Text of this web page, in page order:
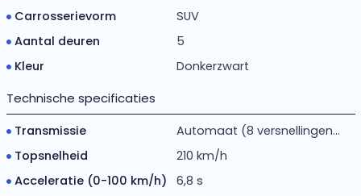
Carrosserievorm
SUV
Aantal deuren
5
Kleur
Donkerzwart
Technische specificaties
Transmissie
Automaat (8 versnellingen...
Topsnelheid
210 km/h
Acceleratie (0-100 km/h)
6,8 s